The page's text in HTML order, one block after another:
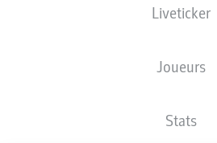
Liveticker
Joueurs
Stats